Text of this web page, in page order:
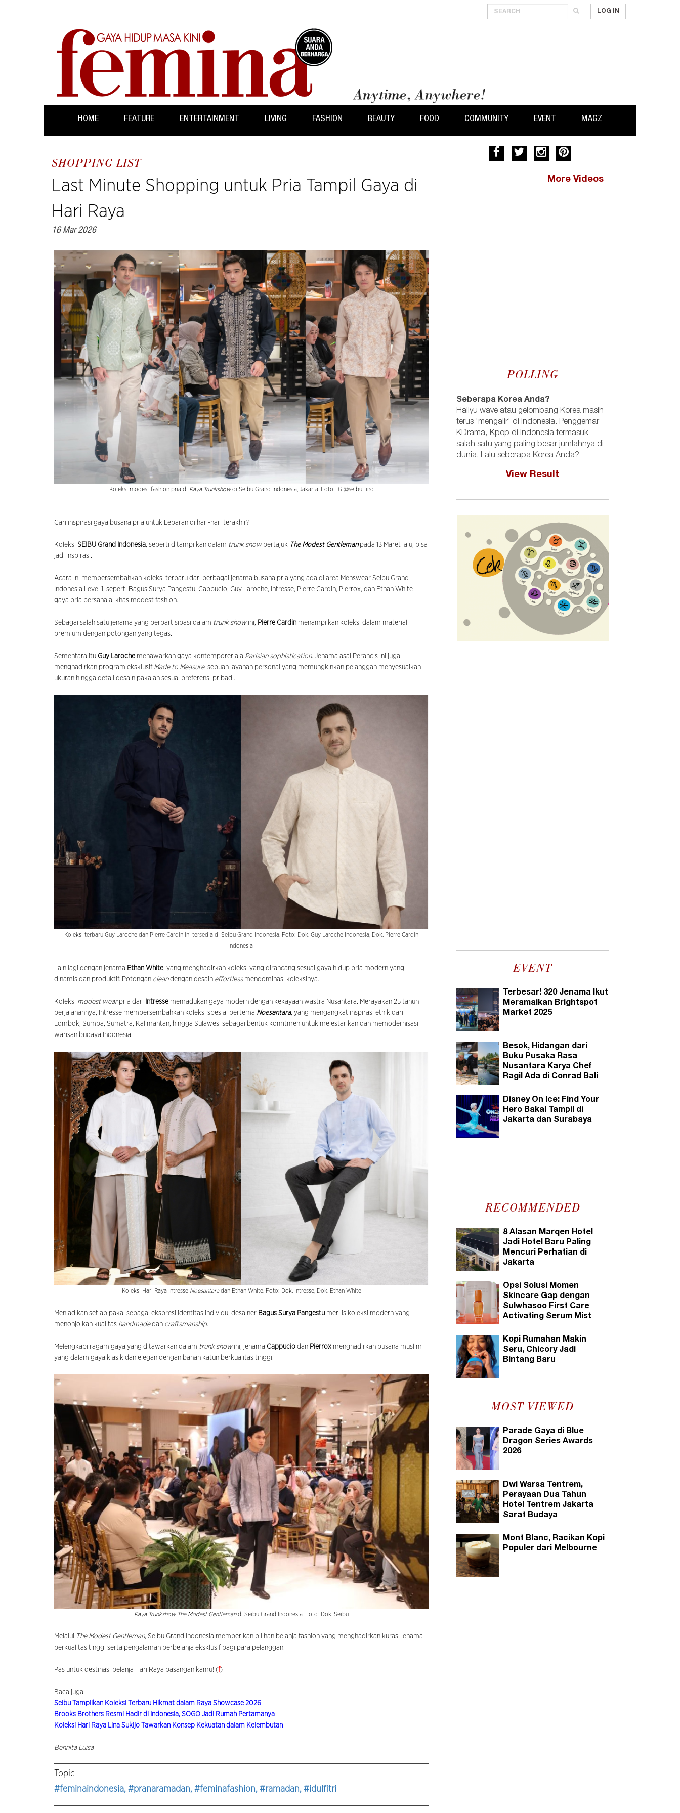
LOG IN
HOME FEATURE ENTERTAINMENT LIVING FASHION BEAUTY FOOD COMMUNITY EVENT MAGZ
SHOPPING LIST
Last Minute Shopping untuk Pria Tampil Gaya di
Hari Raya
16 Mar 2026
Koleksi modest fashion pria di Raya Trunkshowdi Seibu Grand Indonesia, Jakarta. Foto: IG @seibu_ind
Cari inspirasi gaya busana pria untuk Lebaran di hari-hari terakhir?
Koleksi SEIBU Grand Indonesia, seperti ditampilkan dalam trunk show bertajuk The Modest Gentlemanpada 13 Maret lalu, bisa
jadi inspirasi.
Acara ini mempersembahkan koleksi terbaru dari berbagai jenama busana pria yang ada di area Menswear Seibu Grand
Indonesia Level 1, seperti Bagus Surya Pangestu, Cappucio, Guy Laroche, Intresse, Pierre Cardin, Pierrox, dan Ethan White–
gaya pria bersahaja, khas modest fashion.
Sebagai salah satu jenama yang berpartisipasi dalam trunk showini, Pierre Cardin menampilkan koleksi dalam material
premium dengan potongan yang tegas.
Sementara itu Guy Laroche menawarkan gaya kontemporer ala Parisian sophistication. Jenama asal Perancis ini juga
menghadirkan program eksklusif Made to Measure, sebuah layanan personal yang memungkinkan pelanggan menyesuaikan
ukuran hingga detail desain pakaian sesuai preferensi pribadi.
Koleksi terbaru Guy Laroche dan Pierre Cardin ini tersedia di Seibu Grand Indonesia. Foto: Dok. Guy Laroche Indonesia, Dok. Pierre Cardin
Indonesia
Lain lagi dengan jenama Ethan White, yang menghadirkan koleksi yang dirancang sesuai gaya hidup pria modern yang
dinamis dan produktif. Potongan cleandengan desain effortless mendominasi koleksinya.
Koleksi modest wearpria dari Intresse memadukan gaya modern dengan kekayaan wastra Nusantara. Merayakan 25 tahun
perjalanannya, Intresse mempersembahkan koleksi spesial bertema Noesantara, yang mengangkat inspirasi etnik dari
Lombok, Sumba, Sumatra, Kalimantan, hingga Sulawesi sebagai bentuk komitmen untuk melestarikan dan memodernisasi
warisan budaya Indonesia.
Koleksi Hari Raya Intresse Noesantaradan Ethan White. Foto: Dok. Intresse, Dok. Ethan White
Menjadikan setiap pakai sebagai ekspresi identitas individu, desainer Bagus Surya Pangestu merilis koleksi modern yang
menonjolkan kualitas handmadedan craftsmanship.
Melengkapi ragam gaya yang ditawarkan dalam trunk showini, jenama Cappucio dan Pierrox menghadirkan busana muslim
yang dalam gaya klasik dan elegan dengan bahan katun berkualitas tinggi.
Raya Trunkshow The Modest Gentlemandi Seibu Grand Indonesia. Foto: Dok. Seibu
Melalui The Modest Gentleman, Seibu Grand Indonesia memberikan pilihan belanja fashion yang menghadirkan kurasi jenama
berkualitas tinggi serta pengalaman berbelanja eksklusif bagi para pelanggan.
Pas untuk destinasi belanja Hari Raya pasangan kamu! (f)
Baca juga:
Seibu Tampilkan Koleksi Terbaru Hikmat dalam Raya Showcase 2026
Brooks Brothers Resmi Hadir di Indonesia, SOGO Jadi Rumah Pertamanya
Koleksi Hari Raya Lina Sukijo Tawarkan Konsep Kekuatan dalam Kelembutan
Bennita Luisa
Topic
#feminaindonesia, #pranaramadan, #feminafashion, #ramadan, #idulfitri
More Videos
POLLING
Seberapa Korea Anda?
Hallyu wave atau gelombang Korea masih
terus 'mengalir' di Indonesia. Penggemar
KDrama, Kpop di Indonesia termasuk
salah satu yang paling besar jumlahnya di
dunia. Lalu seberapa Korea Anda?
View Result
EVENT
Terbesar! 320 Jenama Ikut
Meramaikan Brightspot
Market 2025
Besok, Hidangan dari
Buku Pusaka Rasa
Nusantara Karya Chef
Ragil Ada di Conrad Bali
Disney On Ice: Find Your
Hero Bakal Tampil di
Jakarta dan Surabaya
RECOMMENDED
8 Alasan Marqen Hotel
Jadi Hotel Baru Paling
Mencuri Perhatian di
Jakarta
Opsi Solusi Momen
Skincare Gap dengan
Sulwhasoo First Care
Activating Serum Mist
Kopi Rumahan Makin
Seru, Chicory Jadi
Bintang Baru
MOST VIEWED
Parade Gaya di Blue
Dragon Series Awards
2026
Dwi Warsa Tentrem,
Perayaan Dua Tahun
Hotel Tentrem Jakarta
Sarat Budaya
Mont Blanc, Racikan Kopi
Populer dari Melbourne